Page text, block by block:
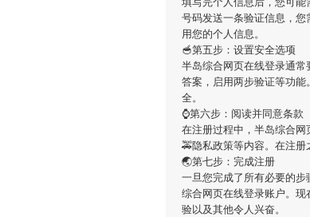
号码发送一条验证信息，
用您的个人信息。
🥣第五步：设置安全选项
半岛综合网页在线登录通
答案，启用两步验证等功
全。
⌚️第六步：阅读并同意条款
在注册过程中，半岛综合网
🚕隐私政策等内容。在注册
🌏第七步：完成注册
一旦您完成了所有必要的
综合网页在线登录账户。
验以及其他令人兴奋。